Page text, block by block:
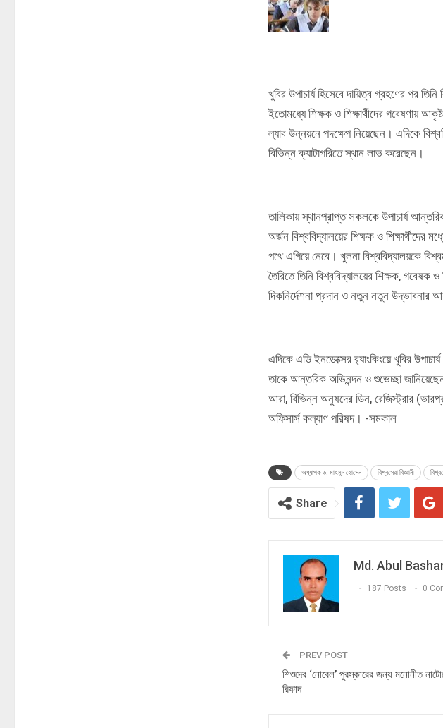
খুবির উপাচার্য হিসেবে দায়িত্ব গ্রহণের পর
ইতোমধ্যে শিক্ষক ও শিক্ষার্থীদের গবেষণায়
ল্যাব উন্নয়নে পদক্ষেপ নিয়েছেন। এদিকে
বিভিন্ন ক্যাটাগরিতে স্থান লাভ করেছেন।
তালিকায় স্থানপ্রাপ্ত সকলকে উপাচার্য
অর্জন বিশ্ববিদ্যালয়ের শিক্ষক ও শিক্ষার্থীদের
পথে এগিয়ে নেবে। খুলনা বিশ্ববিদ্যালয়কে
তৈরিতে তিনি বিশ্ববিদ্যালয়ের শিক্ষক, গবেষক
দিকনির্দেশনা প্রদান ও নতুন নতুন উদ্ভাবনার
এদিকে এডি ইনডেক্সের র‌্যাংকিংয়ে খুবির
তাকে আন্তরিক অভিনন্দন ও শুভেচ্ছা
আরা, বিভিন্ন অনুষদের ডিন, রেজিস্ট্রার
অফিসার্স কল্যাণ পরিষদ। -সমকাল
অধ্যাপক ড. মাহমুদ হোসেন বিশ্বসেরা বিজ্ঞানী
Share
Md. Abul
187 Posts 0
PREV POST
শিশুদের ‘নোবেল’ পুরস্কারের জন্য মনোনীত
রিফাদ